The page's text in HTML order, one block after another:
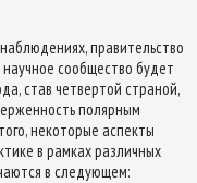
правительство
сообщество будет
став четвертой страной,
полярным
некоторые аспекты
в рамках различных
в следующем: